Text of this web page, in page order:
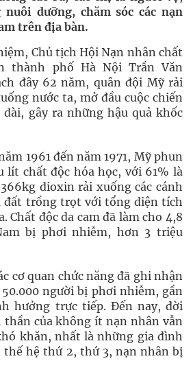
dưỡng, chăm sóc các nạn
trên địa bàn.
Chủ tịch Hội Nạn nhân chất
thành phố Hà Nội Trần Văn
đây 62 năm, quân đội Mỹ rải
nước ta, mở đầu cuộc chiến
gây ra những hậu quả khốc
1961 đến năm 1971, Mỹ phun
lít chất độc hóa học, với 61% là
dioxin rải xuống các cánh
đất trồng trọt với tổng diện tích
Chất độc da cam đã làm cho 4,8
bị phơi nhiễm, hơn 3 triệu
cơ quan chức năng đã ghi nhận
người bị phơi nhiễm, gần
hưởng trực tiếp. Đến nay, đời
của không ít nạn nhân vẫn
khăn, nhất là những gia đình
thế hệ thứ 2, thứ 3, nạn nhân bị